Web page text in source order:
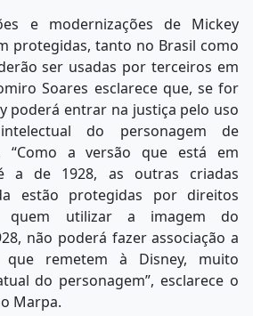
e modernizações de Mickey
protegidas, tanto no Brasil como
ser usadas por terceiros em
Soares esclarece que, se for
poderá entrar na justiça pelo uso
do personagem de
“Como a versão que está em
a de 1928, as outras criadas
estão protegidas por direitos
quem utilizar a imagem do
não poderá fazer associação a
que remetem à Disney, muito
do personagem”, esclarece o
Marpa.